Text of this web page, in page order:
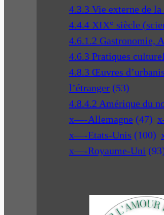
4.3.3 Vie externe de
4.4.4 XIX° siècle
4.6.1.2 Gastronomie,
4.6.3 Pratiques
4.8.3 Œuvres
l’étranger (53)
4.8.4.2 Amérique du
x—-Allemagne (47)
x—-Etats-Unis (100)
x—-Royaume-Uni